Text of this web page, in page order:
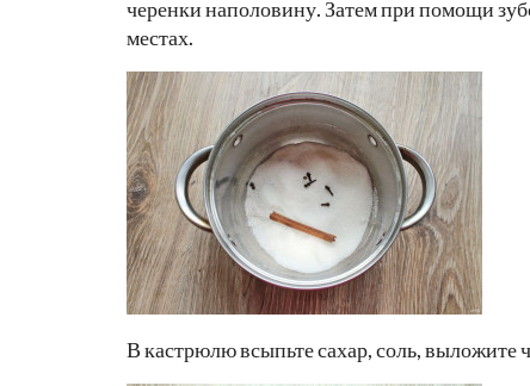
черенки наполовину. Затем при помощи
местах.
В кастрюлю всыпьте сахар, соль, выложите